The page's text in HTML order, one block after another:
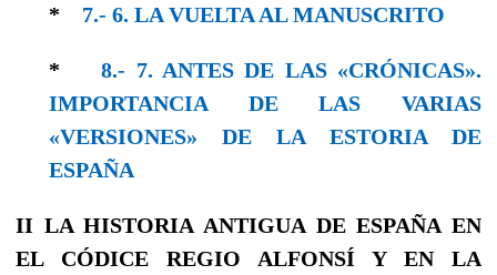
* 7.- 6. LA VUELTA AL MANUSCRITO
*8.- 7. ANTES DE LAS «CRÓNICAS».
IMPORTANCIA DE LAS VARIAS
«VERSIONES» DE LA ESTORIA DE
ESPAÑA
II LA HISTORIA ANTIGUA DE ESPAÑAEN
EL CÓDICE REGIO ALFONSÍ Y EN LA